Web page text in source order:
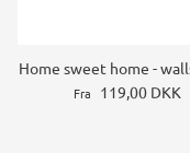
Home sweet home -
Fra 119,00 DKK